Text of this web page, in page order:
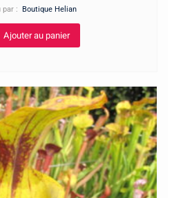
par :Boutique Helian
Ajouter au panier